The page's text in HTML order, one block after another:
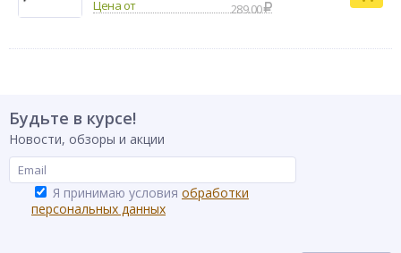
289.00
Будьте в курсе!
Новости, обзоры и акции
Я принимаю условия обработки
персональных данных